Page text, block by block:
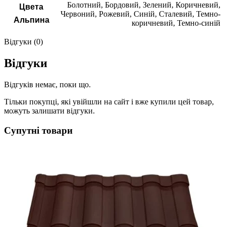
Цвета
Альпина
Болотний, Бордовий, Зелений, Коричневий,
Червоний, Рожевий, Синій, Сталевий, Темно-
коричневий, Темно-синій
Відгуки (0)
Відгуки
Відгуків немає, поки що.
Тільки покупці, які увійшли на сайт і вже купили цей товар,
можуть залишати відгуки.
Супутні товари